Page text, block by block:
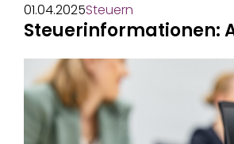
01.04.2025Steuern
Steuerinformationen: